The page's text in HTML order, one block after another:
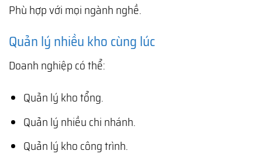
Phù hợp với mọi ngành nghề.
Quản lý nhiều kho cùng lúc
Doanh nghiệp có thể:
Quản lý kho tổng.
Quản lý nhiều chi nhánh.
Quản lý kho công trình.